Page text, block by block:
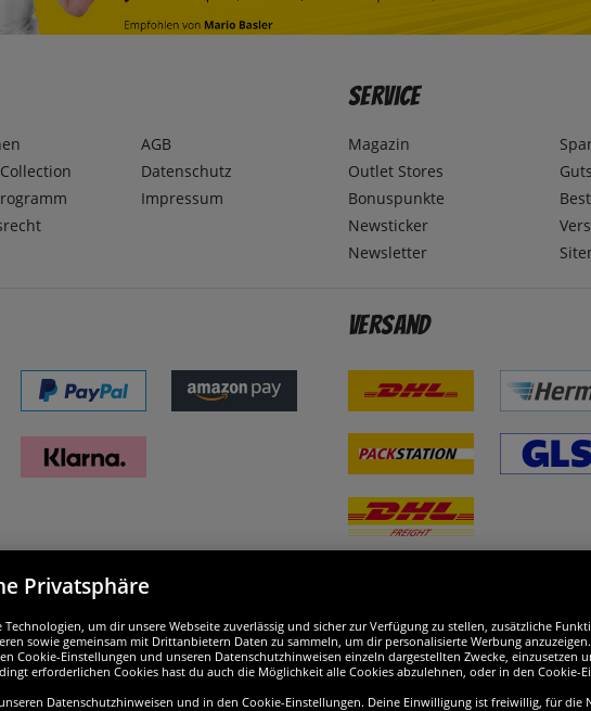
AGB
Datenschutz
Impressum
Service
Magazin
Outlet Stores
Bonuspunkte
Newsticker
Newsletter
Versand
Wir sind ausgezeichnet
Privatsphäre
um dir unsere Webseite zuverlässig und sicher zur Verfügung zu stellen, zusätzliche
sowie gemeinsam mit Drittanbietern Daten zu sammeln, um dir personalisierte Werbung
Cookie-Einstellungen und unseren Datenschutzhinweisen einzeln dargestellten Zwecke,
erforderlichen Cookies hast du auch die Möglichkeit alle Cookies abzulehnen, oder in den Cookie-
Datenschutzhinweisen und in den Cookie-Einstellungen. Deine Einwilligung ist freiwillig, für die